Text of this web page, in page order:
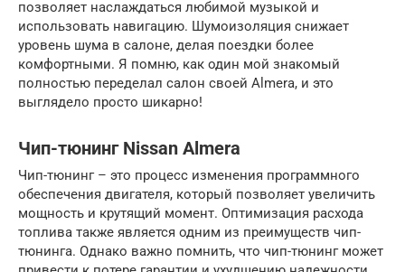
позволяет наслаждаться любимой музыкой и
использовать навигацию. Шумоизоляция снижает
уровень шума в салоне, делая поездки более
комфортными. Я помню, как один мой знакомый
полностью переделал салон своей Almera, и это
выглядело просто шикарно!
Чип-тюнинг Nissan Almera
Чип-тюнинг – это процесс изменения программного
обеспечения двигателя, который позволяет увеличить
мощность и крутящий момент. Оптимизация расхода
топлива также является одним из преимуществ чип-
тюнинга. Однако важно помнить, что чип-тюнинг может